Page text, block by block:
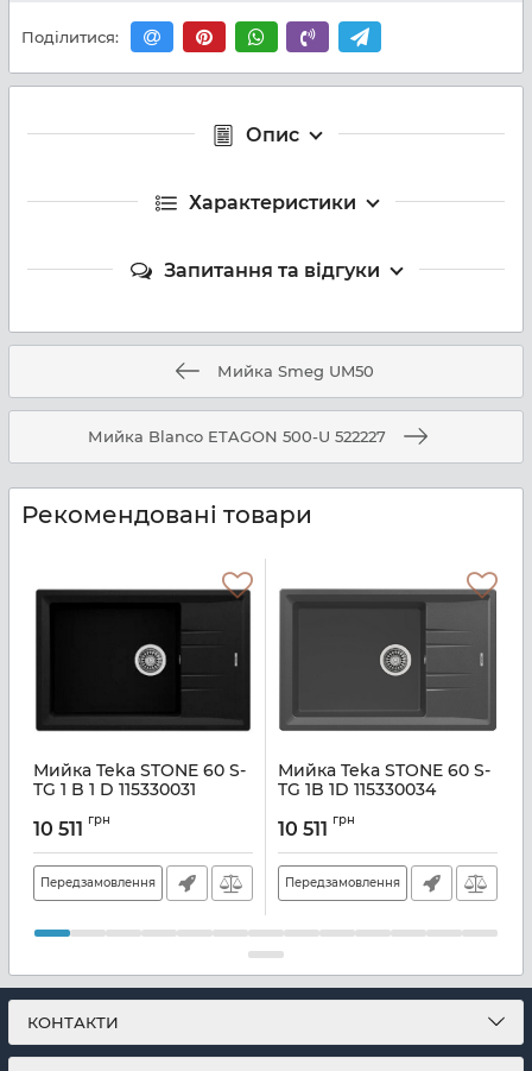
Поділитися:
Опис
Характеристики
Запитання та відгуки
Мийка Smeg UM50
Мийка Blanco ETAGON 500-U 522227
Рекомендовані товари
Мийка Teka STONE 60 S-
TG 1 B 1 D 115330031
10 511 грн
Передзамовлення
Мийка Teka STONE 60 S-
TG 1B 1D 115330034
10 511 грн
Передзамовлення
КОНТАКТИ